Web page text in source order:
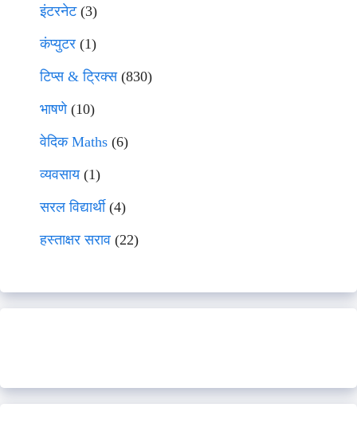
इंटरनेट(3)
कंप्युटर (1)
टिप्स & ट्रिक्स(830)
भाषणे(10)
वेदिक Maths (6)
व्यवसाय(1)
सरल विद्यार्थी(4)
हस्ताक्षर सराव (22)